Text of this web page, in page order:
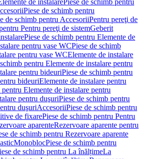
de instalarePiese de schimb pentru
Piese de schimb pentru
de schimb pentru AccesoriiPentru pereţi de
Pentru pereţi de sistemGeberit
Piese de schimb pentru Elemente de
pentru vase WCPiese de schimb
pentru vase WCElemente de instalare
pentru Elemente de instalare pentru
pentru bideuriPiese de schimb pentru
bideuriElemente de instalare pentru
Elemente de instalare pentru
pentru duşuriPiese de schimb pentru
duşuriAccesoriiPiese de schimb pentru
de fixarePiese de schimb pentru Pentru
aparenteRezervoare aparente pentru
de schimb pentru Rezervoare aparente
MonoblocPiese de schimb pentru
de schimb pentru La înălțimeLa